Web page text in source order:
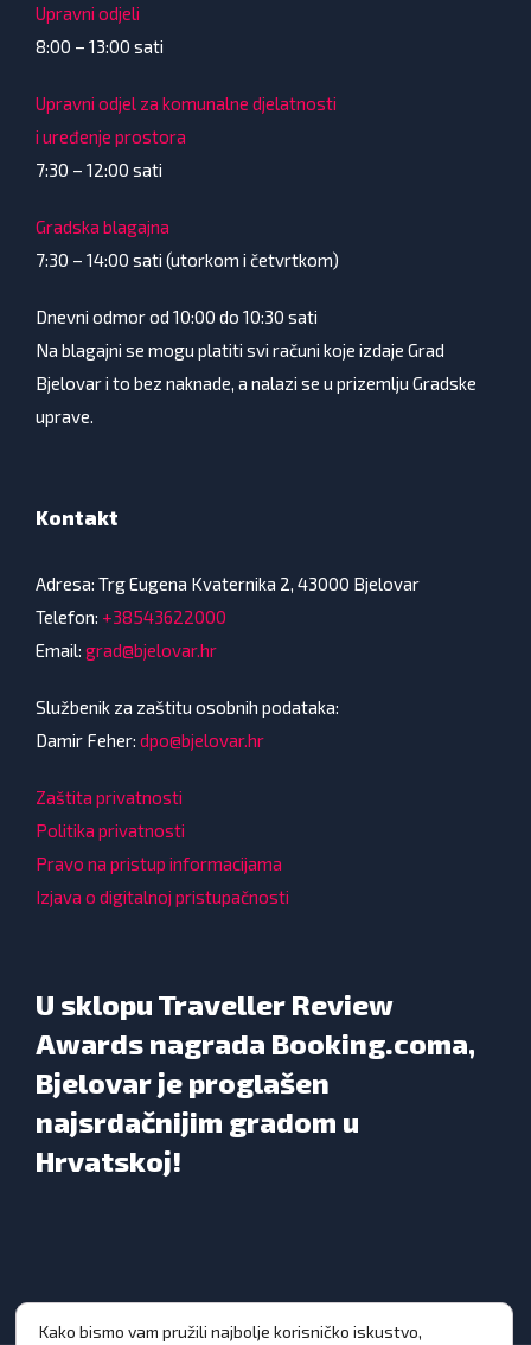
Upravni odjeli
8:00 – 13:00 sati
Upravni odjel za komunalne djelatnosti
i uređenje prostora
7:30 – 12:00 sati
Gradska blagajna
7:30 – 14:00 sati (utorkom i četvrtkom)
Dnevni odmor od 10:00 do 10:30 sati
Na blagajni se mogu platiti svi računi koje izdaje Grad
Bjelovar i to bez naknade, a nalazi se u prizemlju Gradske
uprave.
Kontakt
Adresa: Trg Eugena Kvaternika 2, 43000 Bjelovar
Telefon: +38543622000
Email: grad@bjelovar.hr
Službenik za zaštitu osobnih podataka:
Damir Feher: dpo@bjelovar.hr
Zaštita privatnosti
Politika privatnosti
Pravo na pristup informacijama
Izjava o digitalnoj pristupačnosti
U sklopu Traveller Review
Awards nagrada Booking.coma,
Bjelovar je proglašen
najsrdačnijim gradom u
Hrvatskoj!
Kako bismo vam pružili najbolje korisničko iskustvo,